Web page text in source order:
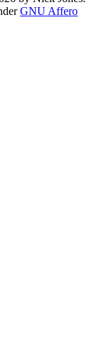
GNU Affero